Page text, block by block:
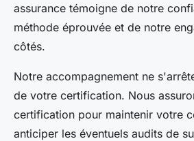
assurance témoigne de notre
méthode éprouvée et de notre
côtés.
Notre accompagnement ne
de votre certification. Nous
certification pour maintenir votre
anticiper les éventuels audits de